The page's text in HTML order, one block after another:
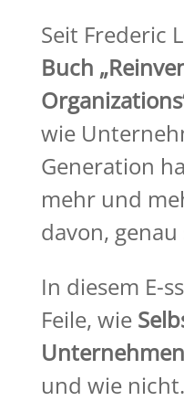
Seit Frederic
Buch
wie
Generation
mehr und
davon,
In diesem E-
Feile, wie
Unternehmen
und wie